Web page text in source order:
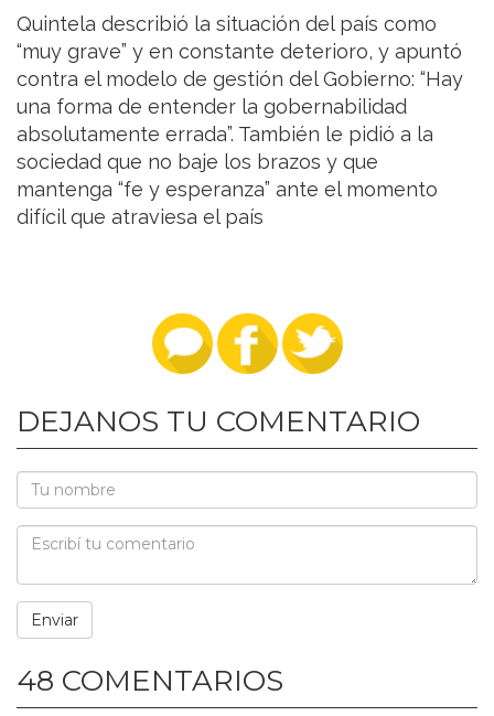
Quintela describió la situación del país como
“muy grave” y en constante deterioro, y apuntó
contra el modelo de gestión del Gobierno: “Hay
una forma de entender la gobernabilidad
absolutamente errada”. También le pidió a la
sociedad que no baje los brazos y que
mantenga “fe y esperanza” ante el momento
difícil que atraviesa el país
DEJANOS TU COMENTARIO
48 COMENTARIOS